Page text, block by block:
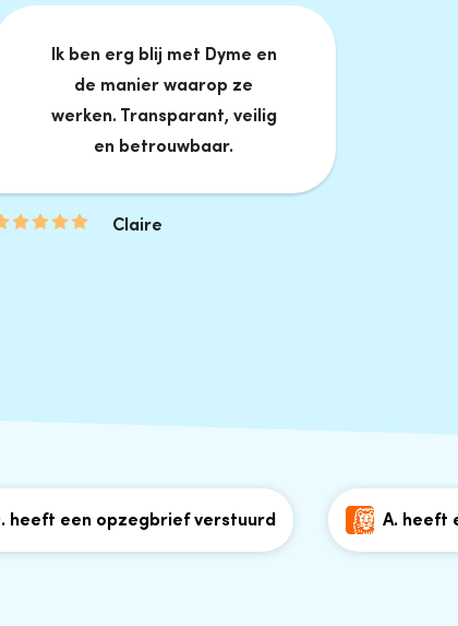
Ik ben erg blij met Dyme en
de manier waarop ze
werken. Transparant, veilig
en betrouwbaar.
Claire
een opzegbrief verstuurd A. heeft een